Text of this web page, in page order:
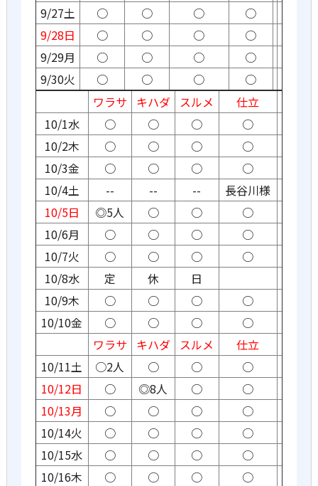
9/27土
○ ○ ○
○
9/28日
○ ○ ○
○
9/29月
○ ○ ○
○
9/30火
○ ○ ○
○
ワラサ キハダ スルメ
仕立
10/1水
○ ○ ○
○
10/2木
○ ○ ○
○
10/3金
○ ○ ○
○
10/4土
-- -- --
長谷川様
10/5日
◎5人 ○ ○
○
10/6月
○ ○ ○
○
10/7火
○ ○ ○
○
10/8水
定 休
日
10/9木
○ ○ ○
○
10/10金
○ ○ ○
○
ワラサ キハダ スルメ
仕立
10/11土
○2人 ○ ○
○
10/12日
○ ◎8人 ○
○
10/13月
○ ○ ○
○
10/14火
○ ○ ○
○
10/15水
○ ○ ○
○
10/16木
○ ○ ○
○